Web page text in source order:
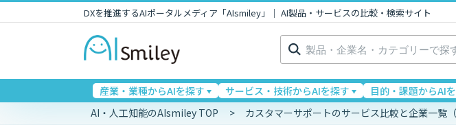
DXを推進するAIポータルメディア「AIsmiley」｜ AI製品・サービスの比較・検索サイト
検
索:
産業・業種からAIを探す サービス・技術からAIを探す 目的・課題からAI
AI・人工知能のAIsmiley TOP カスタマーサポートのサービス比較と企業一覧（